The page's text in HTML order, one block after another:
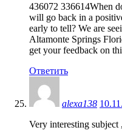
436072 336614When
will go back in a
early to tell? We are
Altamonte Springs
get your feedback on
Ответить
alexa138
Very interesting